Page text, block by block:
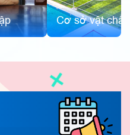
Lịch sử hình